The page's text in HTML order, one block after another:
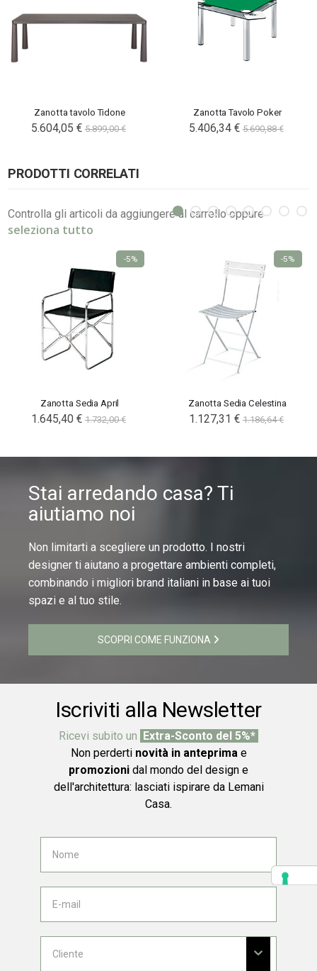
Zanotta tavolo Tidone
5.604,05 € 5.899,00 €
Zanotta Tavolo Poker
Special
Price
5.406,34 € 5.690,88 €
PRODOTTI CORRELATI
Controlla gli articoli da aggiungere al carrello oppure
seleziona tutto
Zanotta Sedia April
1.645,40 € 1.732,00 €
-5%
Zanotta Sedia Celestina
1.127,31 € 1.186,64 €
-5%
Stai arredando casa? Ti
aiutiamo noi
Non limitarti a scegliere un prodotto. I nostri
designer ti aiutano a progettare ambienti completi,
combinando i migliori brand italiani in base ai tuoi
spazi e al tuo stile.
SCOPRI COME FUNZIONA
Iscriviti alla Newsletter
Ricevi subito un Extra-Sconto del 5%*
Non perderti novità in anteprima e
promozioni dal mondo del design e
dell'architettura: lasciati ispirare da Lemani
Casa.